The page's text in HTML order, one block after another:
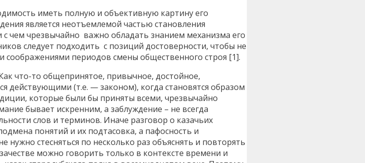
иметь полную и объективную картину его
является неотъемлемой частью становления
с чем чрезвычайно важно обладать знанием механизма его
следует подходить с позиций достоверности, чтобы не
соображениями периодов смены общественного строя [1].
что-то общепринятое, привычное, достойное,
действующими (т.е. — законом), когда становятся образом
которые были бы приняты всеми, чрезвычайно
бывает искренним, а заблуждение – не всегда
слов и терминов. Иначе разговор о казачьих
понятий и их подтасовка, а пафосность и
стесняться по несколько раз объяснять и повторять
можно говорить только в контексте времени и